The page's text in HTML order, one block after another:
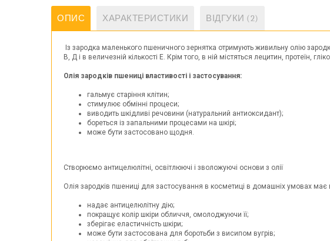
ОПИС ХАРАКТЕРИСТИКИ ВІДГУКИ (2)
Із зародка маленького пшеничного зернятка отримують живильну олію
В, Д і в величезній кількості Е. Крім того, в ній містяться лецитин, протеїн,
Олія зародків пшениці властивості і застосування:
гальмує старіння клітин;
стимулює обмінні процеси;
виводить шкідливі речовини (натуральний антиоксидант);
бореться із запальними процесами на шкірі;
може бути застосовано щодня.
Створюємо антицелюлітні, освітлюючі і зволожуючі основи з олії
Олія зародків пшениці для застосування в косметиці в домашніх умовах має
надає антицелюлітну дію;
покращує колір шкіри обличчя, омолоджуючи її;
зберігає еластичність шкіри;
може бути застосована для боротьби з висипом вугрів;